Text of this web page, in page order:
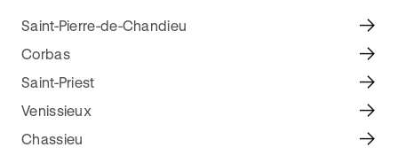
Saint-Pierre-de-Chandieu
Corbas
Saint-Priest
Venissieux
Chassieu